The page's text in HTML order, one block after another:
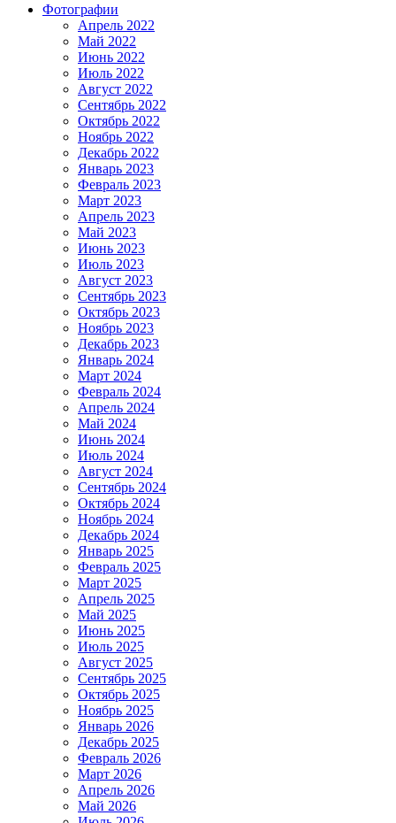
Фотографии
Апрель 2022
Май 2022
Июнь 2022
Июль 2022
Август 2022
Сентябрь 2022
Октябрь 2022
Ноябрь 2022
Декабрь 2022
Январь 2023
Февраль 2023
Март 2023
Апрель 2023
Май 2023
Июнь 2023
Июль 2023
Август 2023
Сентябрь 2023
Октябрь 2023
Ноябрь 2023
Декабрь 2023
Январь 2024
Март 2024
Февраль 2024
Апрель 2024
Май 2024
Июнь 2024
Июль 2024
Август 2024
Сентябрь 2024
Октябрь 2024
Ноябрь 2024
Декабрь 2024
Январь 2025
Февраль 2025
Март 2025
Апрель 2025
Май 2025
Июнь 2025
Июль 2025
Август 2025
Сентябрь 2025
Октябрь 2025
Ноябрь 2025
Январь 2026
Декабрь 2025
Февраль 2026
Март 2026
Апрель 2026
Май 2026